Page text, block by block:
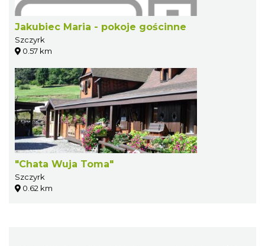
Jakubiec Maria - pokoje gościnne
Szczyrk
0.57 km
"Chata Wuja Toma"
Szczyrk
0.62 km